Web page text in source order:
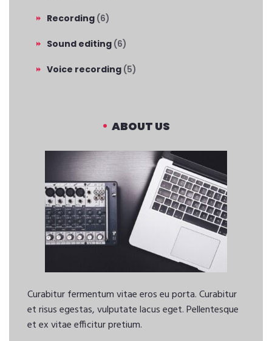
Recording (6)
Sound editing (6)
Voice recording (5)
ABOUT US
Curabitur fermentum vitae eros eu porta. Curabitur
et risus egestas, vulputate lacus eget. Pellentesque
et ex vitae efficitur pretium.